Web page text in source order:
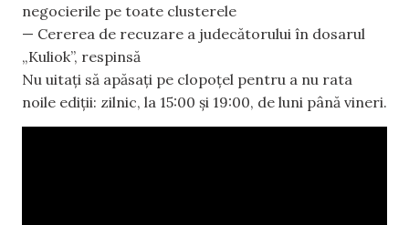
negocierile pe toate clusterele
— Cererea de recuzare a judecătorului în dosarul
„Kuliok”, respinsă
Nu uitați să apăsați pe clopoțel pentru a nu rata
noile ediții: zilnic, la 15:00 și 19:00, de luni până vineri.